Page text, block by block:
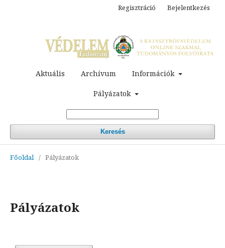
Aktuális Archívum Információk
Pályázatok
Keresés
Regisztráció Bejelentkezés
Főoldal / Pályázatok
Pályázatok